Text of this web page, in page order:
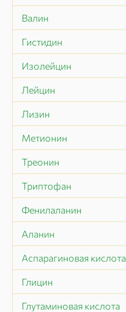
Валин
Гистидин
Изолейцин
Лейцин
Лизин
Метионин
Треонин
Триптофан
Фенилаланин
Аланин
Аспарагиновая кислота
Глицин
Глутаминовая кислота